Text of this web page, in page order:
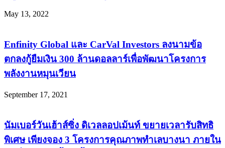
May 13, 2022
Enfinity Global และ CarVal Investors ลงนามข้อ
ตกลงกู้ยืมเงิน 300 ล้านดอลลาร์เพื่อพัฒนาโครงการ
พลังงานหมุนเวียน
September 17, 2021
นัมเบอร์วันเฮ้าส์ซิ่ง ดิเวลลอปเม้นท์ ขยายเวลารับสิทธิ
พิเศษ เพียงจอง 3 โครงการคุณภาพทำเลบางนา ภายใน